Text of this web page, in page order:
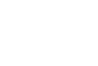
La BCL, desde el
Por otro lado, la
partir del próximo